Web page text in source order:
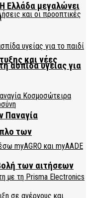
και νέες
των
Ελλάδα μεγαλώνει
ασπίδα υγείας για
Παναγία
των αιτήσεων